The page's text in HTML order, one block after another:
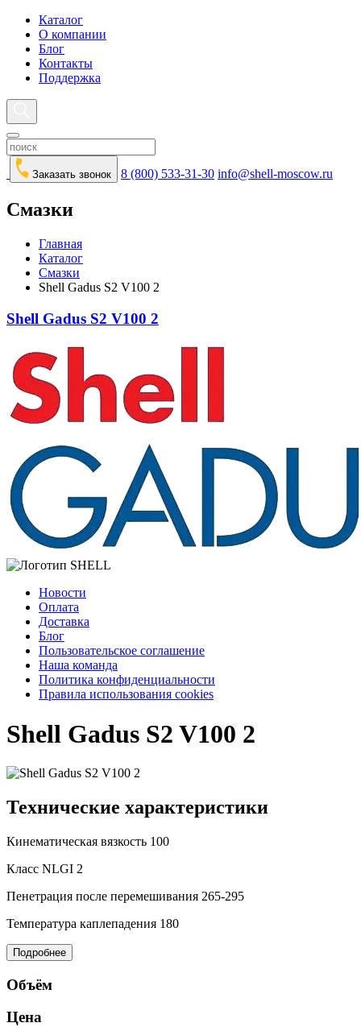
Каталог
О компании
Блог
Контакты
Поддержка
Заказать звонок 8 (800) 533-31-30 info@shell-moscow.ru
Смазки
Главная
Каталог
Смазки
Shell Gadus S2 V100 2
Shell Gadus S2 V100 2
Новости
Оплата
Доставка
Блог
Пользовательское соглашение
Наша команда
Политика конфиденциальности
Правила использования cookies
Shell Gadus S2 V100 2
Технические характеристики
Кинематическая вязкость 100
Класс NLGI 2
Пенетрация после перемешивания 265-295
Температура каплепадения 180
Подробнее
Объём
Цена